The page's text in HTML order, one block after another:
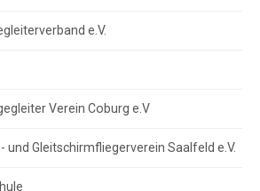
e.V.
Verein Coburg e.V
und Gleitschirmfliegerverein Saalfeld e.V.